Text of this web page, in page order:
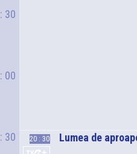
: 30
: 00
: 30 20 : 30 Lumea de